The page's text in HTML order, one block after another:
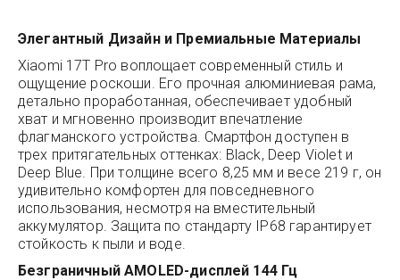
Элегантный Дизайн и Премиальные Материалы
Xiaomi 17T Pro воплощает современный стиль и
ощущение роскоши. Его прочная алюминиевая рама,
детально проработанная, обеспечивает удобный
хват и мгновенно производит впечатление
флагманского устройства. Смартфон доступен в
трех притягательных оттенках: Black, Deep Violet и
Deep Blue. При толщине всего 8,25 мм и весе 219 г, он
удивительно комфортен для повседневного
использования, несмотря на вместительный
аккумулятор. Защита по стандарту IP68 гарантирует
стойкость к пыли и воде.
Безграничный AMOLED-дисплей 144 Гц